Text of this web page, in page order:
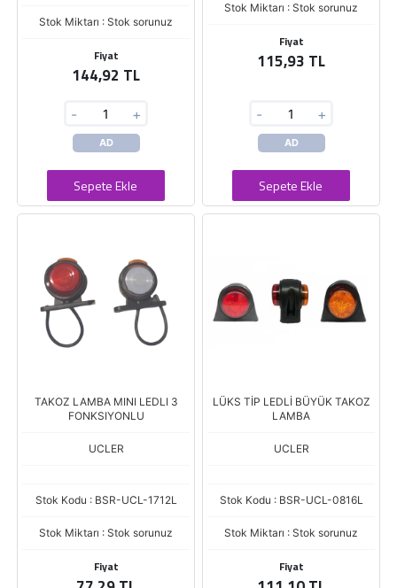
Stok Miktarı : Stok sorunuz
Fiyat
144,92 TL
- +
AD
Sepete Ekle
Stok Miktarı : Stok sorunuz
Fiyat
115,93 TL
- +
AD
Sepete Ekle
TAKOZ LAMBA MINI LEDLI 3
FONKSIYONLU
UCLER
Stok Kodu : BSR-UCL-1712L
Stok Miktarı : Stok sorunuz
Fiyat
LÜKS TİP LEDLİ BÜYÜK TAKOZ
LAMBA
UCLER
Stok Kodu : BSR-UCL-0816L
Stok Miktarı : Stok sorunuz
Fiyat